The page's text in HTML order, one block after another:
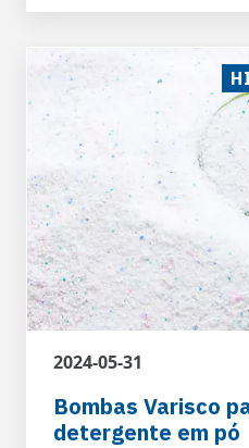
2024-05-31
Bombas Varisco
detergente em pó